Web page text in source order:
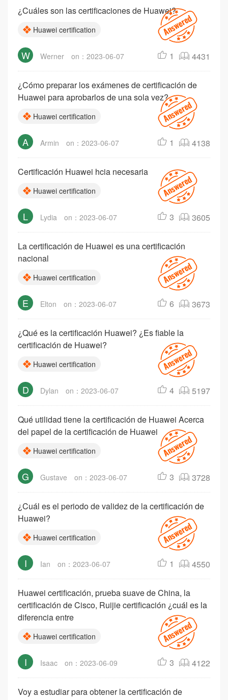
¿Cuáles son las certificaciones de Huawei?
Huawei certification
W Werner on：2023-06-07 1 4431
¿Cómo preparar los exámenes de certificación de
Huawei para aprobarlos de una sola vez?
Huawei certification
A Armin on：2023-06-07 1 4138
Certificación Huawei hcia necesaria
Huawei certification
L Lydia on：2023-06-07 3 3605
La certificación de Huawei es una certificación
nacional
Huawei certification
E Elton on：2023-06-07 6 3673
¿Qué es la certificación Huawei? ¿Es fiable la
certificación de Huawei?
Huawei certification
D Dylan on：2023-06-07 4 5197
Qué utilidad tiene la certificación de Huawei Acerca
del papel de la certificación de Huawei
Huawei certification
G Gustave on：2023-06-07 3 3728
¿Cuál es el periodo de validez de la certificación de
Huawei?
Huawei certification
I Ian on：2023-06-07 1 4550
Huawei certificación, prueba suave de China, la
certificación de Cisco, Ruijie certificación ¿cuál es la
diferencia entre
Huawei certification
I Isaac on：2023-06-09 3 4122
Voy a estudiar para obtener la certificación de